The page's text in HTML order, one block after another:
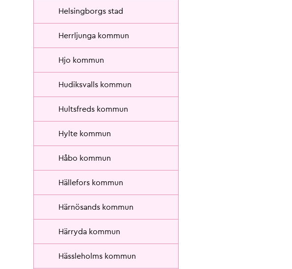
Helsingborgs stad
Herrljunga kommun
Hjo kommun
Hudiksvalls kommun
Hultsfreds kommun
Hylte kommun
Håbo kommun
Hällefors kommun
Härnösands kommun
Härryda kommun
Hässleholms kommun